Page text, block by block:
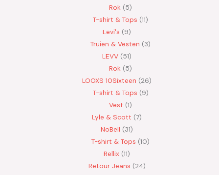
Rok 5
T-shirt & Tops 11
Levi's
9
Truien & Vesten
3
LEVV 51
Rok 5
LOOXS 10Sixteen
26
T-shirt & Tops 9
Vest 1
Lyle & Scott 7
NoBell
31
T-shirt & Tops 10
Rellix 11
Retour Jeans 24